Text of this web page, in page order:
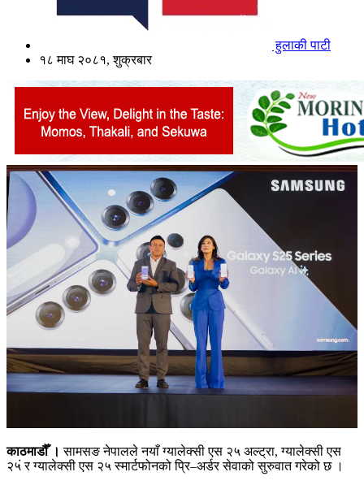
हुलाकी पाटी
१८ माघ २०८१, शुक्रबार
काठमाडौँ । सामसङ नेपालले नयाँ ग्यालेक्सी एस २५ अल्ट्रा, ग्यालेक्सी एस
२५ं र ग्यालेक्सी एस २५ स्मार्टफोनको प्रि–अर्डर सेवाको सुरुवात गरेको छ ।